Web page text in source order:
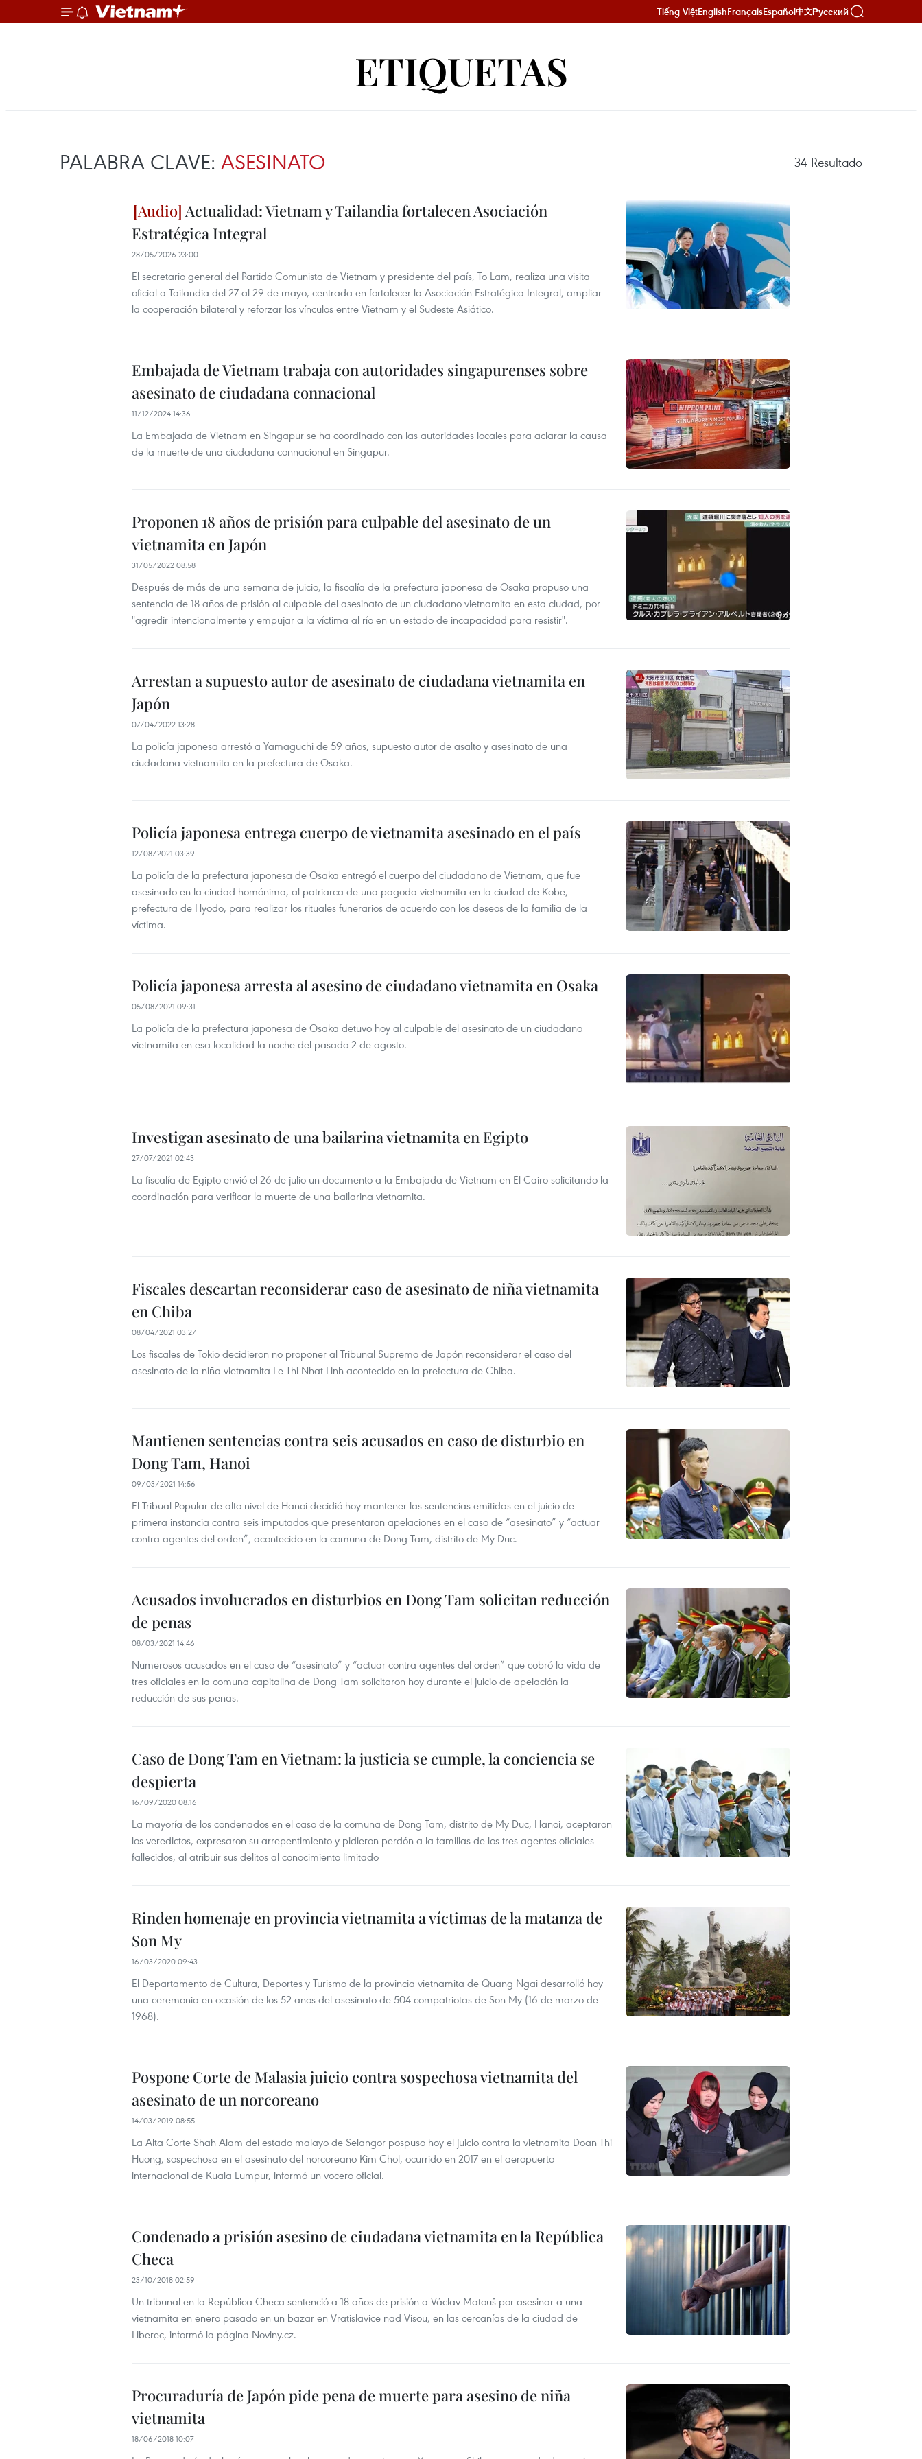
Tiếng ViệtEnglishFrançaisEspañol中文Русский
ETIQUETAS
PALABRA CLAVE: ASESINATO 34 Resultado
Actualidad: Vietnam y Tailandia fortalecen Asociación
Estratégica Integral
28/05/2026 23:00
El secretario general del Partido Comunista de Vietnam y presidente del país, To Lam, realiza una visita
oficial a Tailandia del 27 al 29 de mayo, centrada en fortalecer la Asociación Estratégica Integral, ampliar
la cooperación bilateral y reforzar los vínculos entre Vietnam y el Sudeste Asiático.
Embajada de Vietnam trabaja con autoridades singapurenses sobre
asesinato de ciudadana connacional
11/12/2024 14:36
La Embajada de Vietnam en Singapur se ha coordinado con las autoridades locales para aclarar la causa
de la muerte de una ciudadana connacional en Singapur.
Proponen 18 años de prisión para culpable del asesinato de un
vietnamita en Japón
31/05/2022 08:58
Después de más de una semana de juicio, la fiscalía de la prefectura japonesa de Osaka propuso una
sentencia de 18 años de prisión al culpable del asesinato de un ciudadano vietnamita en esta ciudad, por
"agredir intencionalmente y empujar a la víctima al río en un estado de incapacidad para resistir".
Arrestan a supuesto autor de asesinato de ciudadana vietnamita en
Japón
07/04/2022 13:28
La policía japonesa arrestó a Yamaguchi de 59 años, supuesto autor de asalto y asesinato de una
ciudadana vietnamita en la prefectura de Osaka.
Policía japonesa entrega cuerpo de vietnamita asesinado en el país
12/08/2021 03:39
La policía de la prefectura japonesa de Osaka entregó el cuerpo del ciudadano de Vietnam, que fue
asesinado en la ciudad homónima, al patriarca de una pagoda vietnamita en la ciudad de Kobe,
prefectura de Hyodo, para realizar los rituales funerarios de acuerdo con los deseos de la familia de la
víctima.
Policía japonesa arresta al asesino de ciudadano vietnamita en Osaka
05/08/2021 09:31
La policía de la prefectura japonesa de Osaka detuvo hoy al culpable del asesinato de un ciudadano
vietnamita en esa localidad la noche del pasado 2 de agosto.
Investigan asesinato de una bailarina vietnamita en Egipto
27/07/2021 02:43
La fiscalía de Egipto envió el 26 de julio un documento a la Embajada de Vietnam en El Cairo solicitando la
coordinación para verificar la muerte de una bailarina vietnamita.
Fiscales descartan reconsiderar caso de asesinato de niña vietnamita
en Chiba
08/04/2021 03:27
Los fiscales de Tokio decidieron no proponer al Tribunal Supremo de Japón reconsiderar el caso del
asesinato de la niña vietnamita Le Thi Nhat Linh acontecido en la prefectura de Chiba.
Mantienen sentencias contra seis acusados en caso de disturbio en
Dong Tam, Hanoi
09/03/2021 14:56
El Tribual Popular de alto nivel de Hanoi decidió hoy mantener las sentencias emitidas en el juicio de
primera instancia contra seis imputados que presentaron apelaciones en el caso de “asesinato” y “actuar
contra agentes del orden”, acontecido en la comuna de Dong Tam, distrito de My Duc.
Acusados involucrados en disturbios en Dong Tam solicitan reducción
de penas
08/03/2021 14:46
Numerosos acusados en el caso de “asesinato” y “actuar contra agentes del orden” que cobró la vida de
tres oficiales en la comuna capitalina de Dong Tam solicitaron hoy durante el juicio de apelación la
reducción de sus penas.
Caso de Dong Tam en Vietnam: la justicia se cumple, la conciencia se
despierta
16/09/2020 08:16
La mayoría de los condenados en el caso de la comuna de Dong Tam, distrito de My Duc, Hanoi, aceptaron
los veredictos, expresaron su arrepentimiento y pidieron perdón a la familias de los tres agentes oficiales
fallecidos, al atribuir sus delitos al conocimiento limitado
Rinden homenaje en provincia vietnamita a víctimas de la matanza de
Son My
16/03/2020 09:43
El Departamento de Cultura, Deportes y Turismo de la provincia vietnamita de Quang Ngai desarrolló hoy
una ceremonia en ocasión de los 52 años del asesinato de 504 compatriotas de Son My (16 de marzo de
1968).
Pospone Corte de Malasia juicio contra sospechosa vietnamita del
asesinato de un norcoreano
14/03/2019 08:55
La Alta Corte Shah Alam del estado malayo de Selangor pospuso hoy el juicio contra la vietnamita Doan Thi
Huong, sospechosa en el asesinato del norcoreano Kim Chol, ocurrido en 2017 en el aeropuerto
internacional de Kuala Lumpur, informó un vocero oficial.
Condenado a prisión asesino de ciudadana vietnamita en la República
Checa
23/10/2018 02:59
Un tribunal en la República Checa sentenció a 18 años de prisión a Václav Matouš por asesinar a una
vietnamita en enero pasado en un bazar en Vratislavice nad Visou, en las cercanías de la ciudad de
Liberec, informó la página Noviny.cz.
Procuraduría de Japón pide pena de muerte para asesino de niña
vietnamita
18/06/2018 10:07